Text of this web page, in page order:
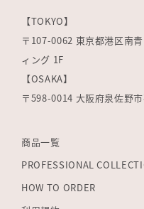
【TOKYO】
〒107-0062 東京都港区南
ィング 1F
【OSAKA】
〒598-0014 大阪府泉佐野
商品一覧
PROFESSIONAL
HOW TO ORDER